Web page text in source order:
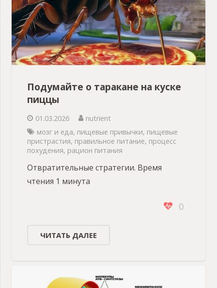
Подумайте о таракане на куске
пиццы
01.03.2026
nutrient
мозг и еда, пищевые привычки, пищевые
пристрастия, правильное питание, процесс
похудения, рацион питания
Отвратительные стратегии. Время
чтения 1 минута
0
ЧИТАТЬ ДАЛЕЕ